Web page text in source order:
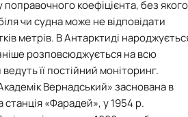
коефіцієнта, без якого
чи судна може не відповідати
метрів. В Антарктиді
розповсюджується на всю
її постійний моніторинг.
Вернадський» заснована в
станція «Фарадей», у 1954 р.